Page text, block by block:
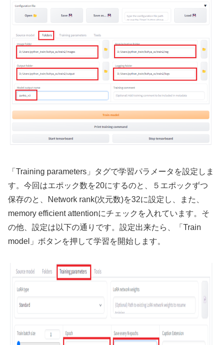
「Training parameters」タグで学習パラメータを設定しま
す。今回はエポック数を20にするのと、５エポックずつ
保存のと、Network rank(次元数)を32に設定し、また、
memory efficient attentionにチェックを入れています。そ
の他、設定は以下の通りです。設定出来たら、「Train
model」ボタンを押して学習を開始します。